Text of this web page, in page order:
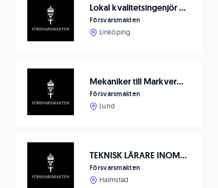
Lokal kvalitetsingenjör flygunderhåll sökes till 2. Helikopterskvadron
Försvarsmakten
Linköping
Mekaniker till Markverkstad Syd, Revingehed
Försvarsmakten
Lund
TEKNISK LÄRARE INOM STRIDSFORDON 90
Försvarsmakten
Halmstad